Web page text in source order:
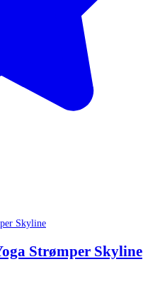
Strømper Skyline